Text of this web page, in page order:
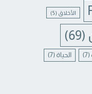
الأخلاق (5)
(69)
(7) الحياة (7)